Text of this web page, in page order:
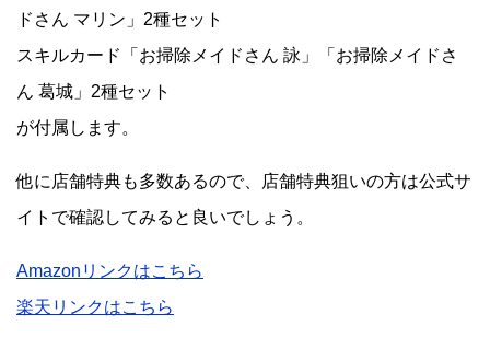
ドさん マリン」2種セット
スキルカード「お掃除メイドさん 詠」「お掃除メイドさ
ん 葛城」2種セット
が付属します。
他に店舗特典も多数あるので、店舗特典狙いの方は公式サ
イトで確認してみると良いでしょう。
Amazonリンクはこちら
楽天リンクはこちら